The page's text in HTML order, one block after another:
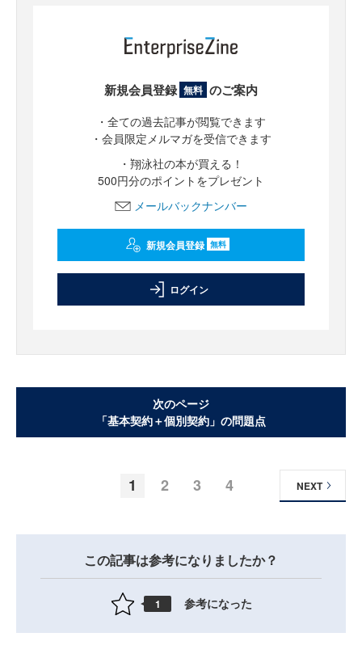
新規会員登録 無料 のご案内
・全ての過去記事が閲覧できます
・会員限定メルマガを受信できます
・翔泳社の本が買える！
500円分のポイントをプレゼント
メールバックナンバー
新規会員登録 無料
ログイン
次のページ
「基本契約＋個別契約」の問題点
1 2 3 4 NEXT
この記事は参考になりましたか？
1 参考になった